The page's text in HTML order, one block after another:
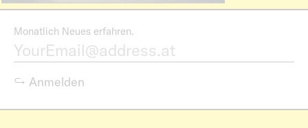
Monatlich Neues erfahren.